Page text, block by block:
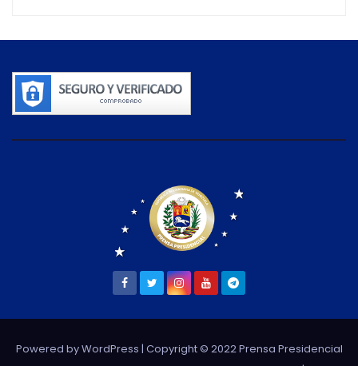
Powered by WordPress | Copyright © 2022 Prensa Presidencial